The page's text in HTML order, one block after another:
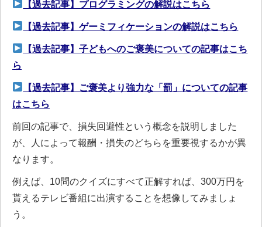
【過去記事】プログラミングの解説はこちら
【過去記事】ゲーミフィケーションの解説はこちら
【過去記事】子どもへのご褒美についての記事はこち
ら
【過去記事】ご褒美より強力な「罰」についての記事
はこちら
前回の記事で、損失回避性という概念を説明しました
が、人によって報酬・損失のどちらを重要視するかが異
なります。
例えば、10問のクイズにすべて正解すれば、300万円を
貰えるテレビ番組に出演することを想像してみましょ
う。